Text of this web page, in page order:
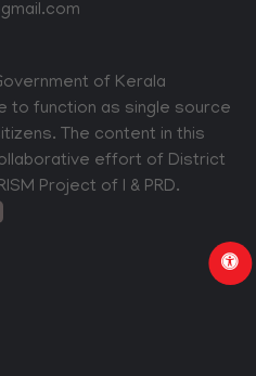
of Kerala
to function as single source
The content in this
effort of District
Project of I & PRD.